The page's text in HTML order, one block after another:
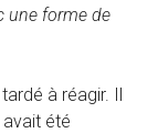
une forme de
à réagir. Il
avait été